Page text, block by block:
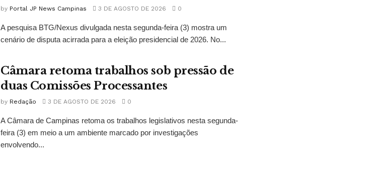
by Portal JP News Campinas 3 DE AGOSTO DE 2026 0
A pesquisa BTG/Nexus divulgada nesta segunda-feira (3) mostra um
cenário de disputa acirrada para a eleição presidencial de 2026. No...
Câmara retoma trabalhos sob pressão de
duas Comissões Processantes
by Redação 3 DE AGOSTO DE 2026 0
A Câmara de Campinas retoma os trabalhos legislativos nesta segunda-
feira (3) em meio a um ambiente marcado por investigações
envolvendo...